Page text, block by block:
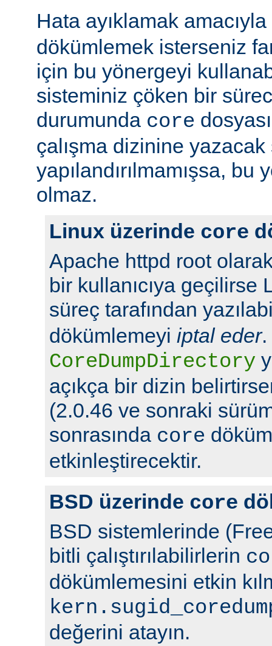
Hata ayıklamak
dökümlemek isterseniz
için bu yönergeyi
sisteminiz çöken bir
durumunda core
çalışma dizinine
yapılandırılmamışsa,
olmaz.
Linux üzerinde core
Apache httpd root
bir kullanıcıya geçilirse
süreç tarafından
dökümlemeyi iptal eder.
CoreDumpDirectory
açıkça bir dizin
(2.0.46 ve sonraki
sonrasında core
etkinleştirecektir.
BSD üzerinde core
BSD sistemlerinde
bitli çalıştırılabilirlerin
dökümlemesini etkin
değerini atayın.